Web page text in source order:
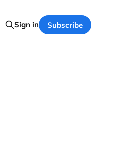
Sign in Subscribe